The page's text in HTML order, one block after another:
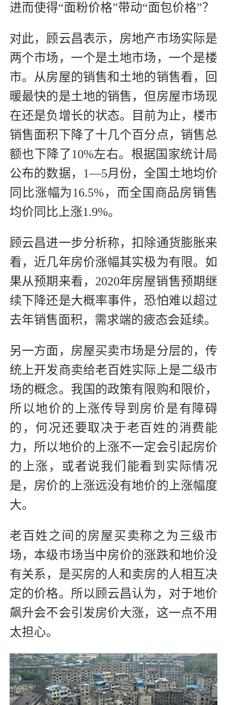
进而使得“面粉价格”带动“面包价格”？
对此，顾云昌表示，房地产市场实际是
两个市场，一个是土地市场，一个是楼
市。从房屋的销售和土地的销售看，回
暖最快的是土地的销售，但房屋市场现
在还是负增长的状态。目前为止，楼市
销售面积下降了十几个百分点，销售总
额也下降了10%左右。根据国家统计局
公布的数据，1—5月份，全国土地均价
同比涨幅为16.5%，而全国商品房销售
均价同比上涨1.9%。
顾云昌进一步分析称，扣除通货膨胀来
看，近几年房价涨幅其实极为有限。如
果从预期来看，2020年房屋销售预期继
续下降还是大概率事件，恐怕难以超过
去年销售面积，需求端的疲态会延续。
另一方面，房屋买卖市场是分层的，传
统上开发商卖给老百姓实际上是二级市
场的概念。我国的政策有限购和限价，
所以地价的上涨传导到房价是有障碍
的，何况还要取决于老百姓的消费能
力，所以地价的上涨不一定会引起房价
的上涨，或者说我们能看到实际情况
是，房价的上涨远没有地价的上涨幅度
大。
老百姓之间的房屋买卖称之为三级市
场，本级市场当中房价的涨跌和地价没
有关系，是买房的人和卖房的人相互决
定的价格。所以顾云昌认为，对于地价
飙升会不会引发房价大涨，这一点不用
太担心。